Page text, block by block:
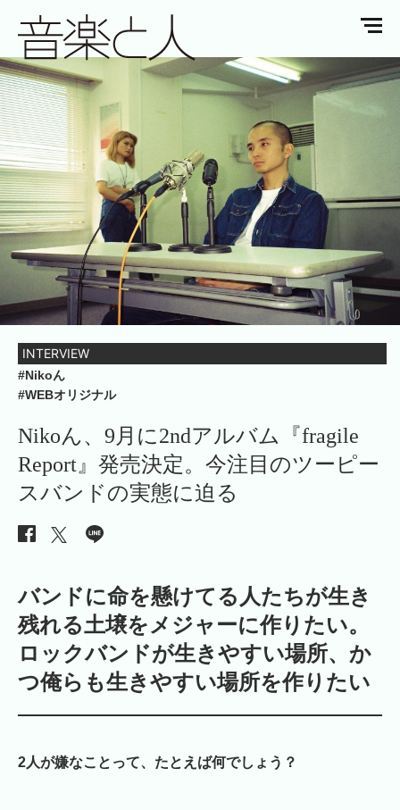
INTERVIEW
#Nikoん
#WEBオリジナル
Nikoん、9月に2ndアルバム『fragile
Report』発売決定。今注目のツーピー
スバンドの実態に迫る
バンドに命を懸けてる人たちが生き
残れる土壌をメジャーに作りたい。
ロックバンドが生きやすい場所、か
つ俺らも生きやすい場所を作りたい
2人が嫌なことって、たとえば何でしょう？